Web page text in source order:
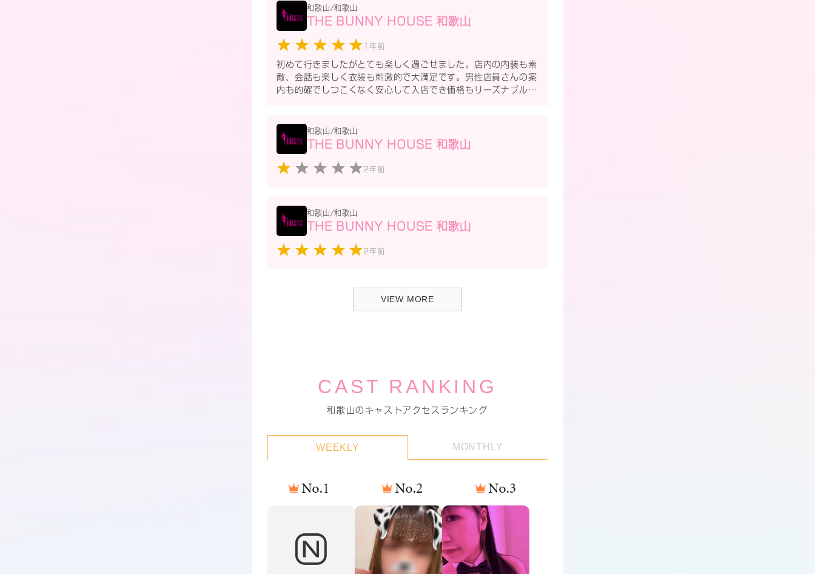
和歌山/和歌山
THE BUNNY HOUSE 和歌山
1年前
初めて行きましたがとても楽しく過ごせました。店内の内装も素
敵、会話も楽しく衣装も刺激的で大満足です。男性店員さんの案
内も的確でしつこくなく安心して入店でき価格もリーズナブルで
和歌山/和歌山
THE BUNNY HOUSE 和歌山
2年前
和歌山/和歌山
THE BUNNY HOUSE 和歌山
2年前
VIEW MORE
CAST RANKING
和歌山のキャストアクセスランキング
WEEKLY MONTHLY